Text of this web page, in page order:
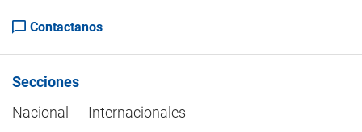
Contactanos
Secciones
Nacional
Internacionales